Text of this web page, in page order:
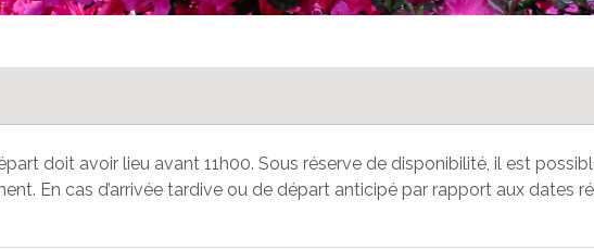
doit avoir lieu avant 11h00. Sous réserve de disponibilité, il est
En cas d’arrivée tardive ou de départ anticipé par rapport aux dates